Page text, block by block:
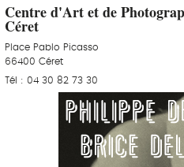
Centre d'Art et de
Céret
Place Pablo Picasso
66400 Céret
Tél : 04 30 82 73 30